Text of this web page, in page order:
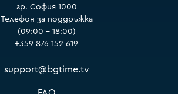
гр. София 1000
Телефон за поддръжка
(09:00 – 18:00)
+359 876 152 619
support@bgtime.tv